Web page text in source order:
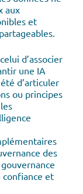
aux
et
d’associer
une IA
d’articuler
ou principes
des
confiance et